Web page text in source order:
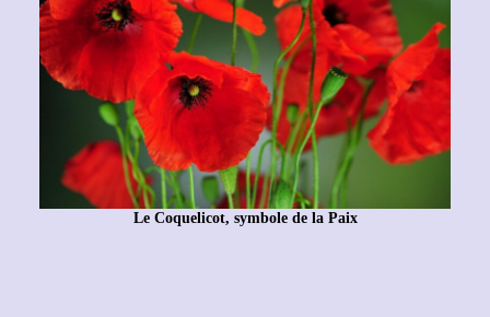
Le Coquelicot, symbole de la Paix